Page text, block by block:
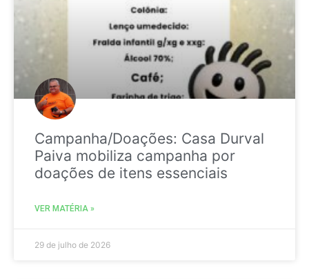
Campanha/Doações: Casa Durval
Paiva mobiliza campanha por
doações de itens essenciais
VER MATÉRIA »
29 de julho de 2026